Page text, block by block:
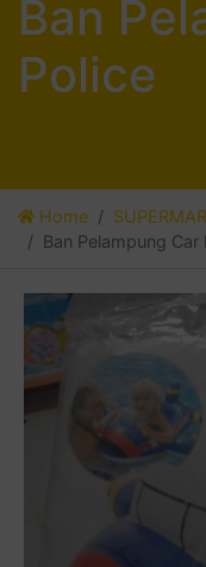
Ban
Police
Home
Ban Pelampung Car